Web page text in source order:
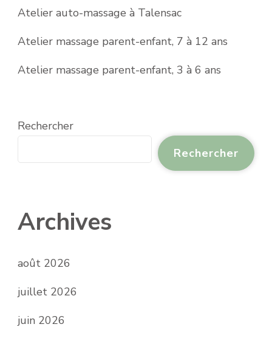
Atelier auto-massage à Talensac
Atelier massage parent-enfant, 7 à 12 ans
Atelier massage parent-enfant, 3 à 6 ans
Rechercher
Rechercher
Archives
août 2026
juillet 2026
juin 2026